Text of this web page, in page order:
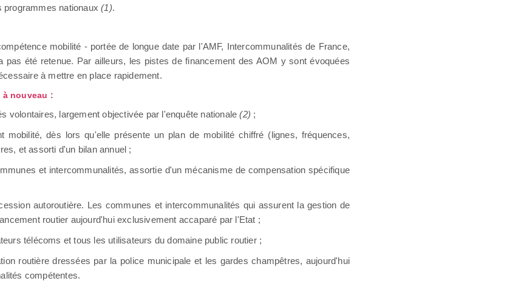
programmes nationaux(1).
mobilité - portée de longue date par l'AMF, Intercommunalités de France,
été retenue. Par ailleurs, les pistes de financement des AOM y sont évoquées
à mettre en place rapidement.
nouveau :
volontaires, largement objectivée par l'enquête nationale (2) ;
dès lors qu'elle présente un plan de mobilité chiffré (lignes, fréquences,
et assorti d'un bilan annuel ;
et intercommunalités, assortie d'un mécanisme de compensation spécifique
autoroutière. Les communes et intercommunalités qui assurent la gestion de
routier aujourd'hui exclusivement accaparé par l'Etat ;
télécoms et tous les utilisateurs du domaine public routier ;
routière dressées par la police municipale et les gardes champêtres, aujourd'hui
compétentes.